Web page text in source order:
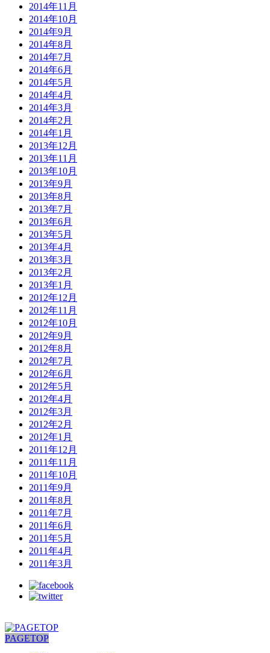
2014年11月
2014年10月
2014年9月
2014年8月
2014年7月
2014年6月
2014年5月
2014年4月
2014年3月
2014年2月
2014年1月
2013年12月
2013年11月
2013年10月
2013年9月
2013年8月
2013年7月
2013年6月
2013年5月
2013年4月
2013年3月
2013年2月
2013年1月
2012年12月
2012年11月
2012年10月
2012年9月
2012年8月
2012年7月
2012年6月
2012年5月
2012年4月
2012年3月
2012年2月
2012年1月
2011年12月
2011年11月
2011年10月
2011年9月
2011年8月
2011年7月
2011年6月
2011年5月
2011年4月
2011年3月
PAGETOP